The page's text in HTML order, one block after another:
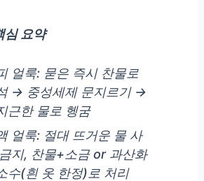
심 요약
얼룩: 묻은 즉시 찬물로
→ 중성세제 문지르기 →
근한 물로 헹굼
얼룩: 절대 뜨거운 물 사
지, 찬물+소금 or 과산화
수(흰 옷 한정)로 처리